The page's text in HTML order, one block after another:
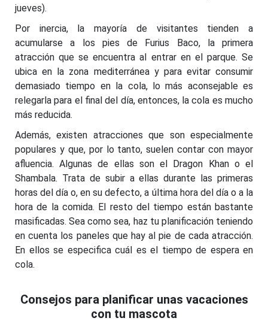
jueves).
Por inercia, la mayoría de visitantes tienden a
acumularse a los pies de Furius Baco, la primera
atracción que se encuentra al entrar en el parque. Se
ubica en la zona mediterránea y para evitar consumir
demasiado tiempo en la cola, lo más aconsejable es
relegarla para el final del día, entonces, la cola es mucho
más reducida.
Además, existen atracciones que son especialmente
populares y que, por lo tanto, suelen contar con mayor
afluencia. Algunas de ellas son el Dragon Khan o el
Shambala. Trata de subir a ellas durante las primeras
horas del día o, en su defecto, a última hora del día o a la
hora de la comida. El resto del tiempo están bastante
masificadas. Sea como sea, haz tu planificación teniendo
en cuenta los paneles que hay al pie de cada atracción.
En ellos se especifica cuál es el tiempo de espera en
cola.
Consejos para planificar unas vacaciones
con tu mascota